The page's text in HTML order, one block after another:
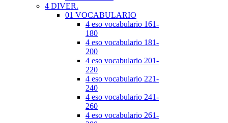
4 DIVER.
01 VOCABULARIO
4 eso vocabulario 161-
180
4 eso vocabulario 181-
200
4 eso vocabulario 201-
220
4 eso vocabulario 221-
240
4 eso vocabulario 241-
260
4 eso vocabulario 261-